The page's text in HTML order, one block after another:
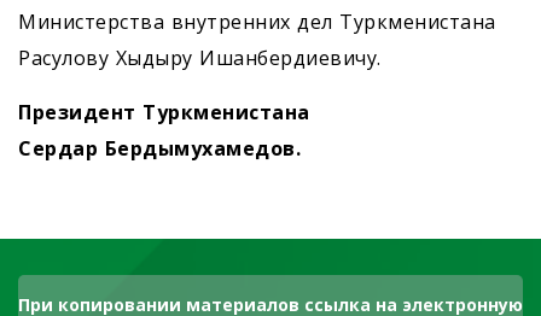
Министерства внутренних дел Туркменистана
Расулову Хыдыру Ишанбердиевичу.
Президент Туркменистана
Сердар Бердымухамедов.
При копировании материалов ссылка на электронную